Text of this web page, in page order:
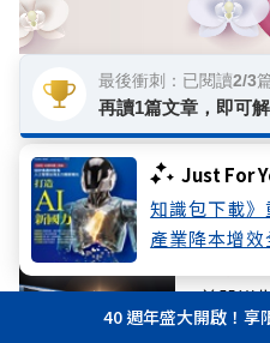
Just For
知識包下載》
產業降本增效
數位專題
【晚育時代】人工生
你可能感興趣
美股道
13.61%
40 週年盛大開啟！享
最後衝刺：已閱讀2/3
再讀1篇文章，即可解